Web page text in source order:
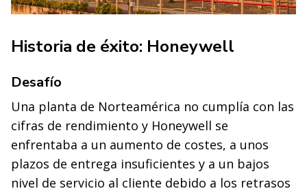
Historia de éxito: Honeywell
Desafío
Una planta de Norteamérica no cumplía con las
cifras de rendimiento y Honeywell se
enfrentaba a un aumento de costes, a unos
plazos de entrega insuficientes y a un bajos
nivel de servicio al cliente debido a los retrasos